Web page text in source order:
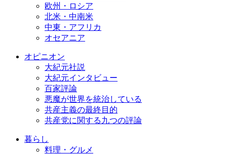
欧州・ロシア
北米・中南米
中東・アフリカ
オセアニア
オピニオン
大紀元社説
大紀元インタビュー
百家評論
悪魔が世界を統治している
共産主義の最終目的
共産党に関する九つの評論
暮らし
料理・グルメ